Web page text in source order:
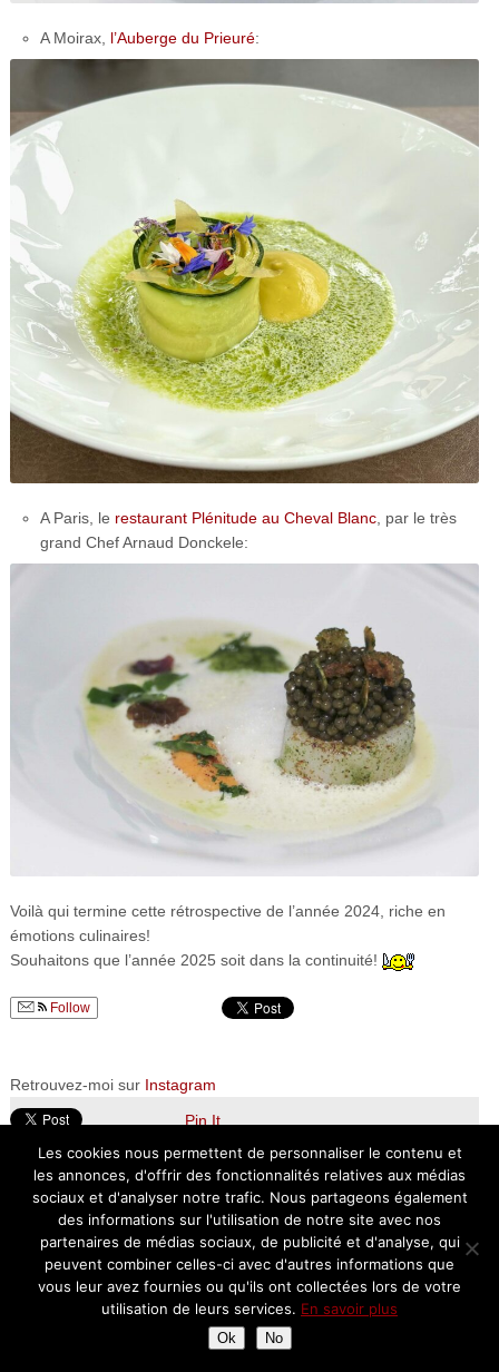
A Moirax, l’Auberge du Prieuré:
A Paris, le restaurant Plénitude au Cheval Blanc, par le très
grand Chef Arnaud Donckele:
Voilà qui termine cette rétrospective de l’année 2024, riche en
émotions culinaires!
Souhaitons que l’année 2025 soit dans la continuité!
Follow
Retrouvez-moi sur Instagram
Pin It
Article suivant:
Les cookies nous permettent de personnaliser le contenu et
les annonces, d'offrir des fonctionnalités relatives aux médias
sociaux et d'analyser notre trafic. Nous partageons également
des informations sur l'utilisation de notre site avec nos
partenaires de médias sociaux, de publicité et d'analyse, qui
peuvent combiner celles-ci avec d'autres informations que
vous leur avez fournies ou qu'ils ont collectées lors de votre
utilisation de leurs services. En savoir plus
Ok No